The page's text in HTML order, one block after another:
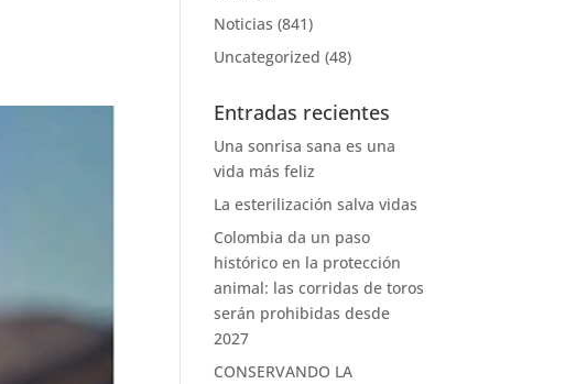
Noticias (841)
Uncategorized (48)
Entradas recientes
Una sonrisa sana es una
vida más feliz
La esterilización salva vidas
Colombia da un paso
histórico en la protección
animal: las corridas de toros
serán prohibidas desde
2027
CONSERVANDO LA